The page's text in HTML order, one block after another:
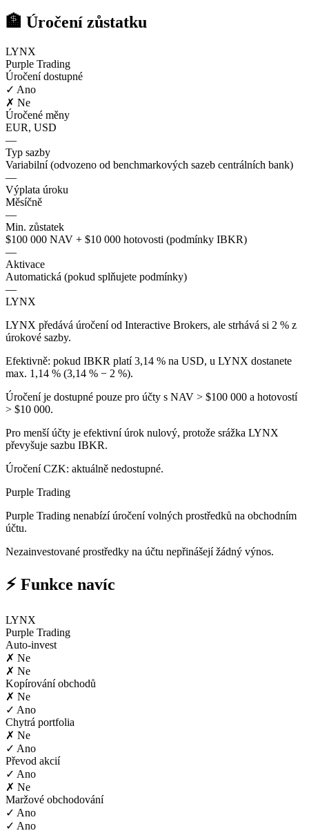
🏦 Úročení zůstatku
LYNX
Purple Trading
Úročení dostupné
✓ Ano
✗ Ne
Úročené měny
EUR, USD
—
Typ sazby
Variabilní (odvozeno od benchmarkových sazeb centrálních bank)
—
Výplata úroku
Měsíčně
—
Min. zůstatek
$100 000 NAV + $10 000 hotovosti (podmínky IBKR)
—
Aktivace
Automatická (pokud splňujete podmínky)
—
LYNX
LYNX předává úročení od Interactive Brokers, ale strhává si 2 % z
úrokové sazby.
Efektivně: pokud IBKR platí 3,14 % na USD, u LYNX dostanete
max. 1,14 % (3,14 % − 2 %).
Úročení je dostupné pouze pro účty s NAV > $100 000 a hotovostí
> $10 000.
Pro menší účty je efektivní úrok nulový, protože srážka LYNX
převyšuje sazbu IBKR.
Úročení CZK: aktuálně nedostupné.
Purple Trading
Purple Trading nenabízí úročení volných prostředků na obchodním
účtu.
Nezainvestované prostředky na účtu nepřinášejí žádný výnos.
⚡ Funkce navíc
LYNX
Purple Trading
Auto-invest
✗ Ne
✗ Ne
Kopírování obchodů
✗ Ne
✓ Ano
Chytrá portfolia
✗ Ne
✓ Ano
Převod akcií
✓ Ano
✗ Ne
Maržové obchodování
✓ Ano
✓ Ano